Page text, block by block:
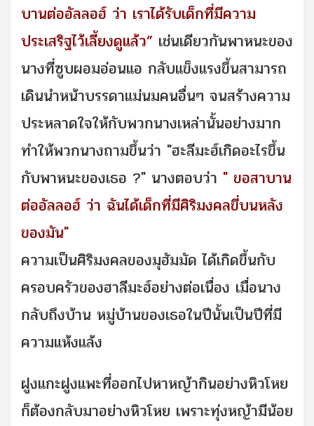
บานต่ออัลลอฮ์ ว่า เราได้รับเด็กที่มีความ
ประเสริฐไว้เลี้ยงดูแล้ว” เช่นเดียวกันพาหนะของ
นางที่ซูบผอมอ่อนแอ กลับแข็งแรงขึ้นสามารถ
เดินนำหน้าบรรดาแม่นมคนอื่นๆ จนสร้างความ
ประหลาดใจให้กับพวกนางเหล่านั้นอย่างมาก
ทำให้พวกนางถามขึ้นว่า "ฮะลีมะฮ์เกิดอะไรขึ้น
กับพาหนะของเธอ ?" นางตอบว่า " ขอสาบาน
ต่ออัลลอฮ์ ว่า ฉันได้เด็กที่มีศิริมงคลขี่บนหลัง
ของมัน"
ความเป็นศิริมงคลของมุฮัมมัด ได้เกิดขึ้นกับ
ครอบครัวของฮาลีมะฮ์อย่างต่อเนื่อง เมื่อนาง
กลับถึงบ้าน หมู่บ้านของเธอในปีนั้นเป็นปีที่มี
ความแห้งแล้ง
ฝูงแกะฝูงแพะที่ออกไปหาหญ้ากินอย่างหิวโหย
ก็ต้องกลับมาอย่างหิวโหย เพราะทุ่งหญ้ามีน้อย